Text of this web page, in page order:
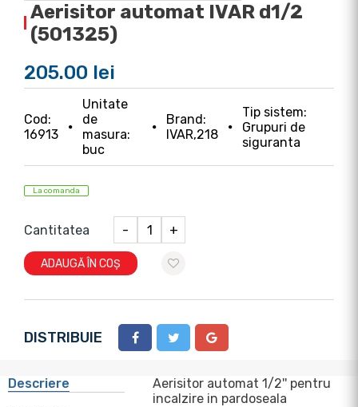
Aerisitor automat IVAR d1/2
(501325)
205.00 lei
Cod:
16913
Unitate
de
masura:
buc
Brand:
IVAR,218
Tip sistem:
Grupuri de
siguranta
La comanda
Cantitatea - +
ADAUGĂ ÎN COȘ
DISTRIBUIE
Descriere
Aerisitor automat 1/2'' pentru
incalzire in pardoseala